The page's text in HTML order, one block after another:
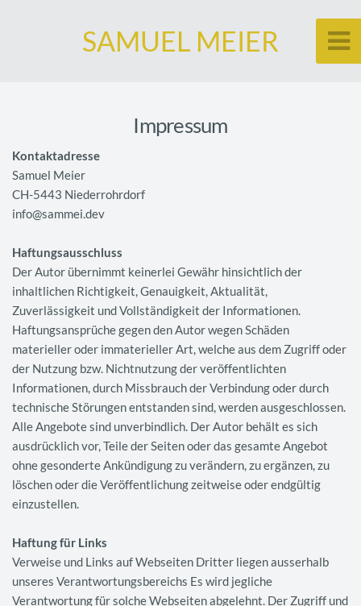
SAMUEL MEIER
Impressum
Kontaktadresse
Samuel Meier
CH-5443 Niederrohrdorf
info@sammei.dev
Haftungsausschluss
Der Autor übernimmt keinerlei Gewähr hinsichtlich der
inhaltlichen Richtigkeit, Genauigkeit, Aktualität,
Zuverlässigkeit und Vollständigkeit der Informationen.
Haftungsansprüche gegen den Autor wegen Schäden
materieller oder immaterieller Art, welche aus dem Zugriff oder
der Nutzung bzw. Nichtnutzung der veröffentlichten
Informationen, durch Missbrauch der Verbindung oder durch
technische Störungen entstanden sind, werden ausgeschlossen.
Alle Angebote sind unverbindlich. Der Autor behält es sich
ausdrücklich vor, Teile der Seiten oder das gesamte Angebot
ohne gesonderte Ankündigung zu verändern, zu ergänzen, zu
löschen oder die Veröffentlichung zeitweise oder endgültig
einzustellen.
Haftung für Links
Verweise und Links auf Webseiten Dritter liegen ausserhalb
unseres Verantwortungsbereichs Es wird jegliche
Verantwortung für solche Webseiten abgelehnt. Der Zugriff und